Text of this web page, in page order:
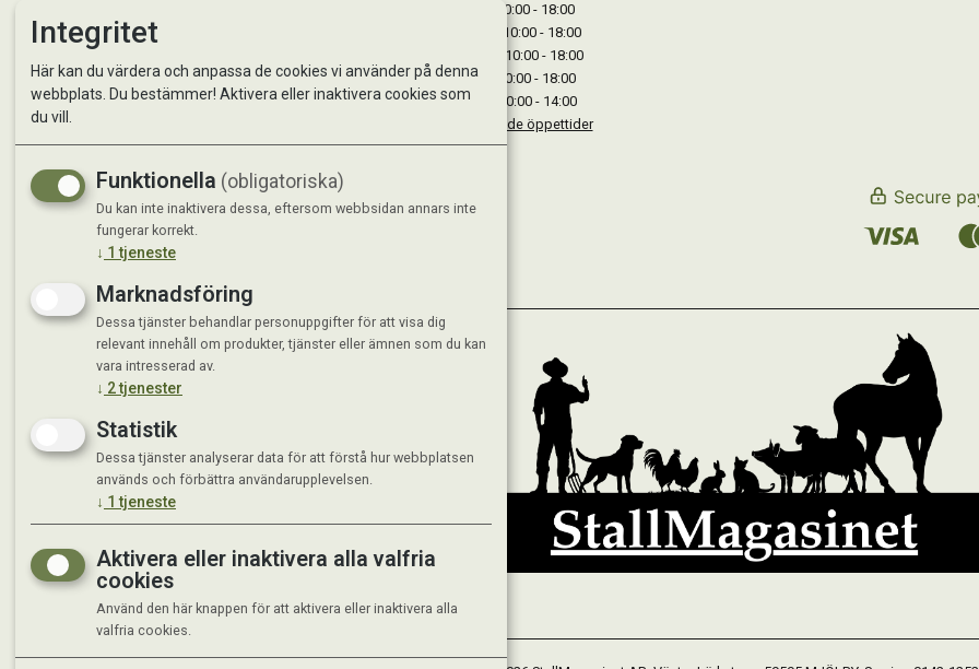
Tisdag : 10:00 - 18:00
Onsdag : 10:00 - 18:00
Torsdag : 10:00 - 18:00
Fredag : 10:00 - 18:00
Lördag : 10:00 - 14:00
Se avvikande öppettider
Integritet
Här kan du värdera och anpassa de cookies vi använder på denna
webbplats. Du bestämmer! Aktivera eller inaktivera cookies som
du vill.
Funktionella (obligatoriska)
Du kan inte inaktivera dessa, eftersom webbsidan annars inte
fungerar korrekt.
↓ 1 tjeneste
Marknadsföring
Dessa tjänster behandlar personuppgifter för att visa dig
relevant innehåll om produkter, tjänster eller ämnen som du kan
vara intresserad av.
↓ 2tjenester
Statistik
Dessa tjänster analyserar data för att förstå hur webbplatsen
används och förbättra användarupplevelsen.
↓ 1 tjeneste
Aktivera eller inaktivera alla valfria
cookies
Använd den här knappen för att aktivera eller inaktivera alla
valfria cookies.